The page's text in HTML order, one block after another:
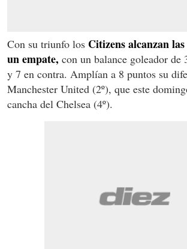
Con su triunfo los Citizens alcanzan
un empate, con un balance goleador de
y 7 en contra. Amplían a 8 puntos su
Manchester United (2º), que este
cancha del Chelsea (4º).